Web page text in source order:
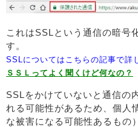
これはSSLという通信の暗号
す。
SSLについてはこちらの記事で詳
ＳＳＬってよく聞くけど何なの？
SSLをかけていないと通信の
れる可能性があるため、個人
な被害になる可能性あるもの